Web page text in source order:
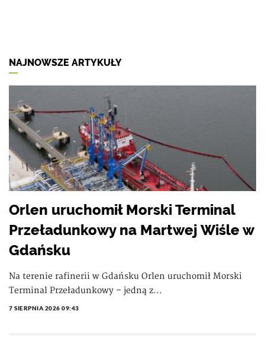
NAJNOWSZE ARTYKUŁY
Orlen uruchomił Morski Terminal
Przeładunkowy na Martwej Wiśle w
Gdańsku
Na terenie rafinerii w Gdańsku Orlen uruchomił Morski
Terminal Przeładunkowy – jedną z...
7 SIERPNIA 2026 09:43